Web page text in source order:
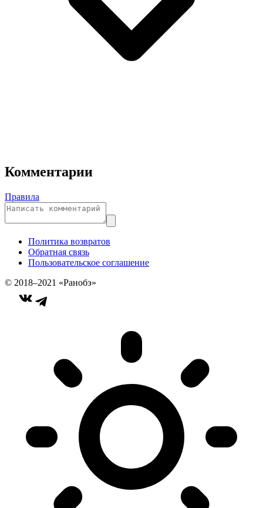
Комментарии
Правила
Политика возвратов
Обратная связь
Пользовательское соглашение
© 2018–2021 «Ранобэ»